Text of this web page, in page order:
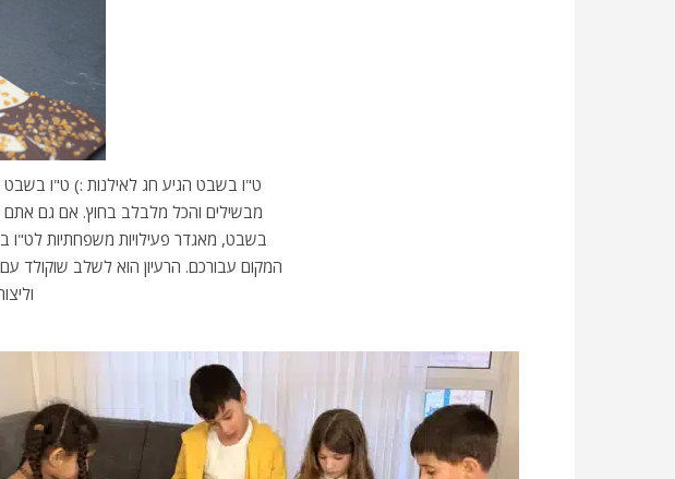
ט"ו בשבט הגיע חג לאילנות :) ט"ו
מבשילים והכל מלבלב בחוץ. אם גם אתם
בשבט, מאגדר פעילויות משפחתיות
המקום עבורכם. הרעיון הוא לשלב שוקולד